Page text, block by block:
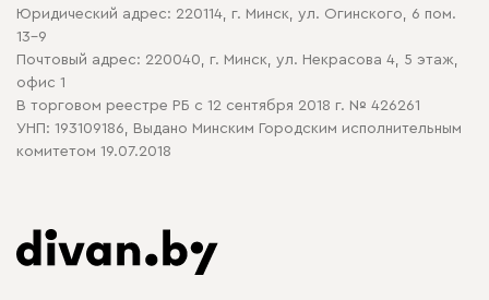
Политика в отношении обработки cookie
Юридический адрес: 220114, г. Минск, ул. Огинского, 6 пом.
13-9
Почтовый адрес: 220040, г. Минск, ул. Некрасова 4, 5 этаж,
офис 1
В торговом реестре РБ с 12 сентября 2018 г. № 426261
УНП: 193109186, Выдано Минским Городским исполнительным
комитетом 19.07.2018